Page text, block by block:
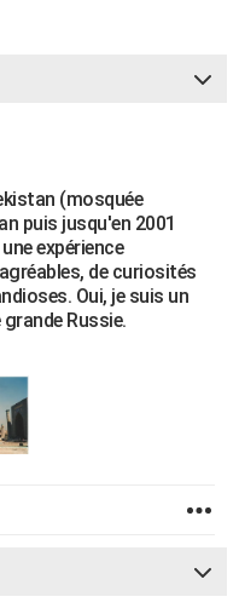
(mosquée
puis jusqu'en 2001
expérience
de curiosités
Oui, je suis un
Russie.